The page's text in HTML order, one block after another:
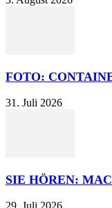
FOTO:
31. Juli 2026
SIE HÖREN: